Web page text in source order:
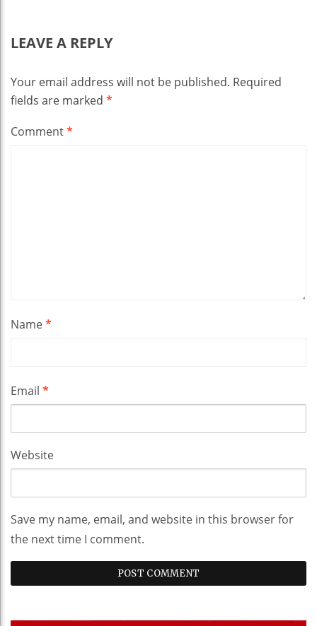
LEAVE A REPLY
Your email address will not be published. Required
fields are marked *
Comment*
Name*
Email *
Website
Save my name, email, and website in this browser for
the next time I comment.